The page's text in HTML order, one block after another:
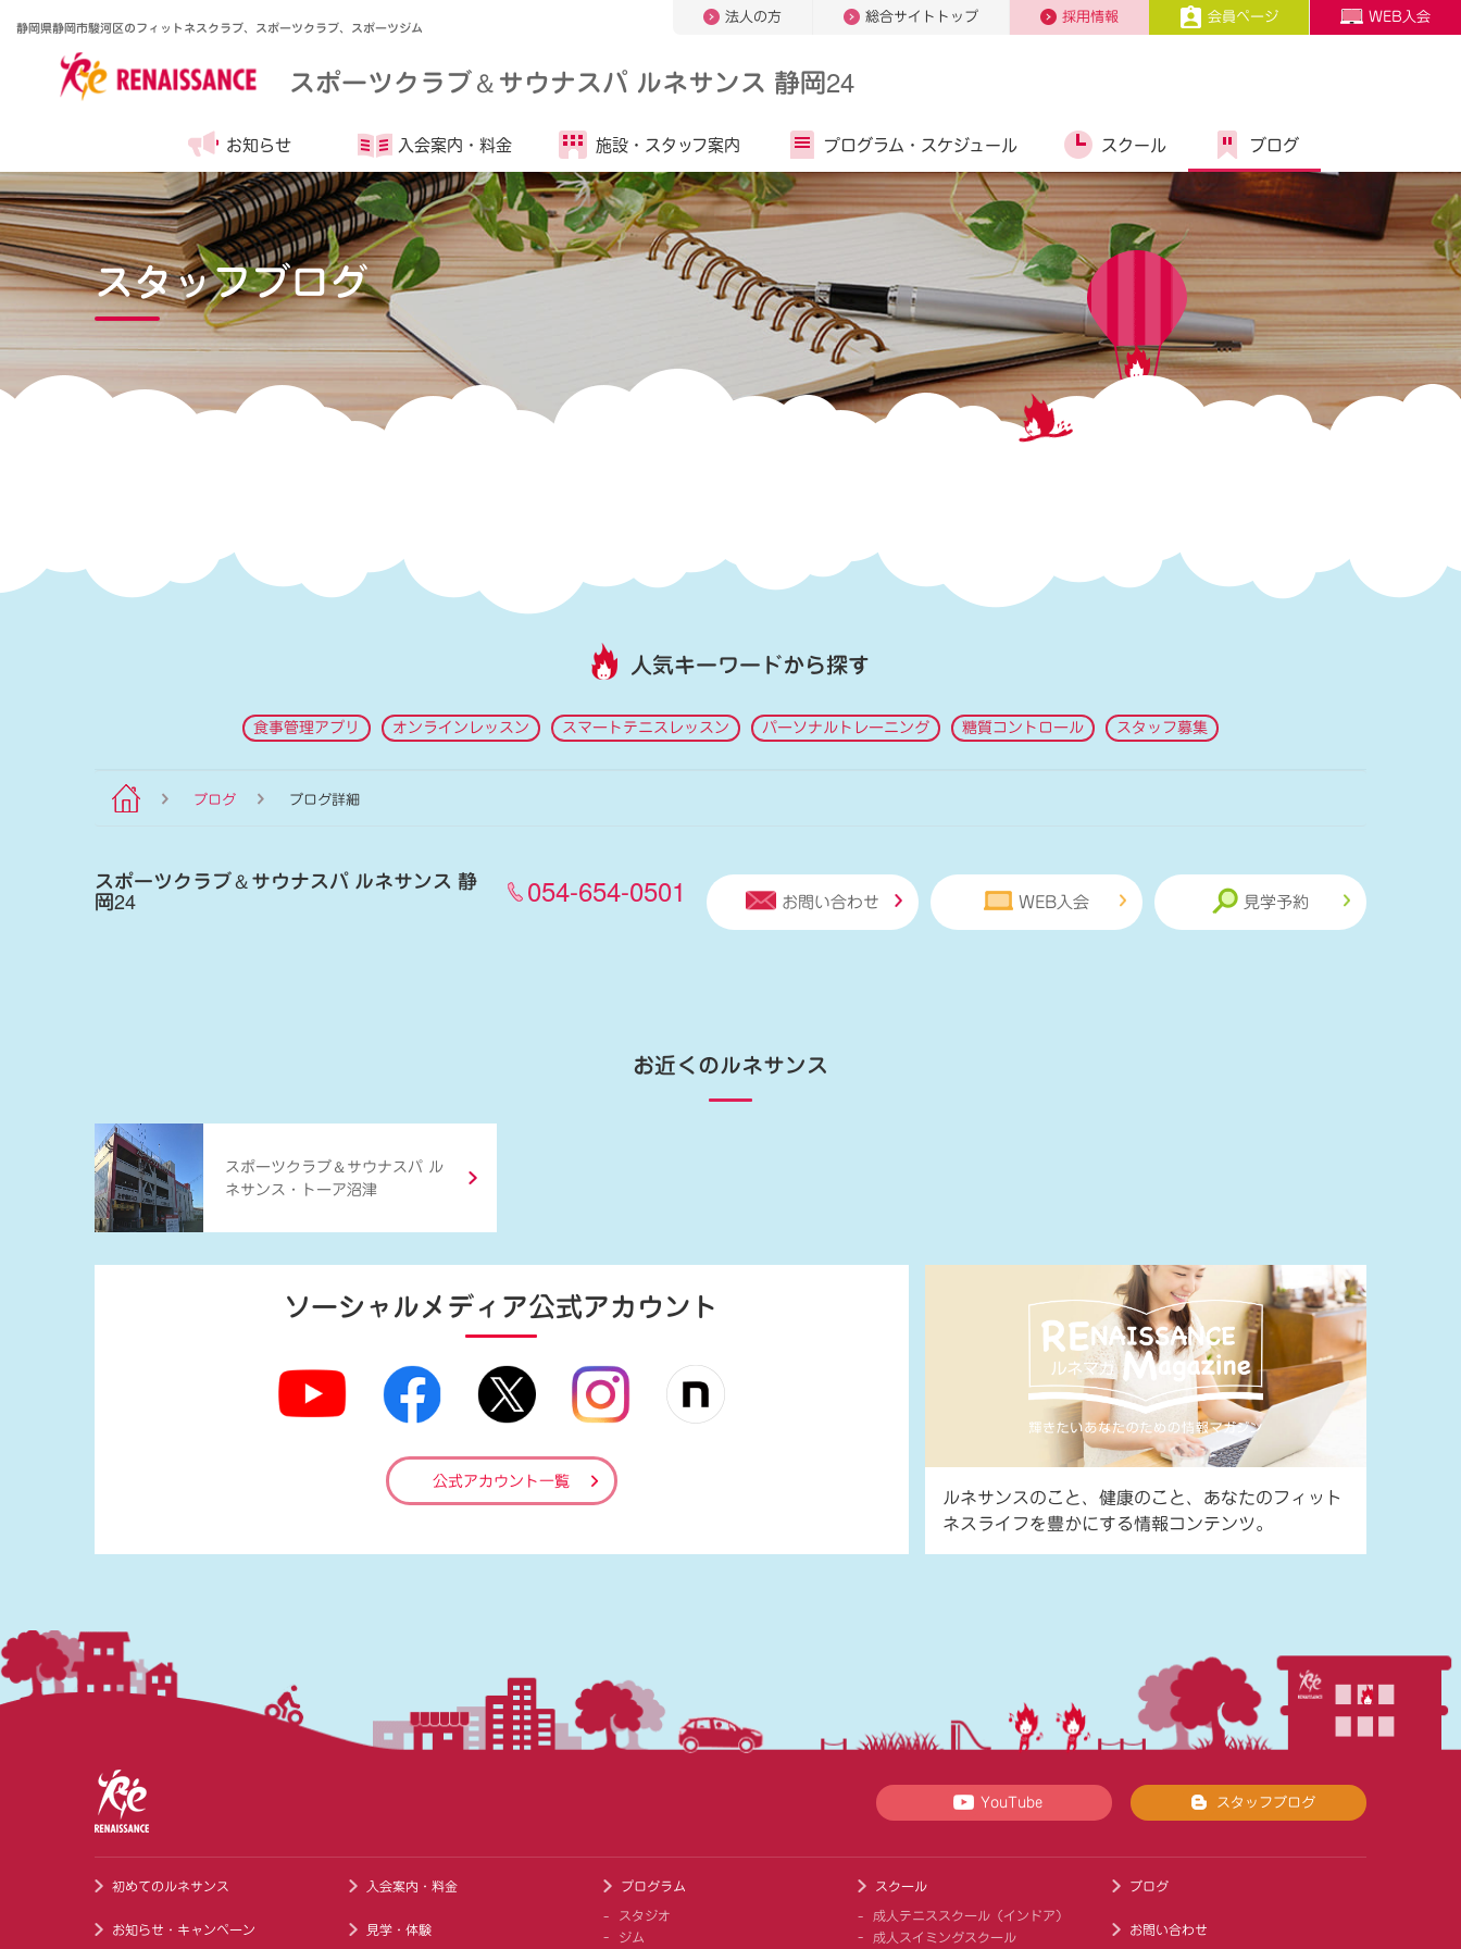
静岡県静岡市駿河区のフィットネスクラブ、スポーツクラブ、スポーツジム
法人の方 総合サイトトップ 採用情報 会員ページ WEB入会
スポーツクラブ＆サウナスパ ルネサンス 静岡24
お知らせ 入会案内・ 料金 施設・ スタッフ案内 プログラム・ スケジュール スクール ブログ
スタッフブログ
人気キーワードから探す
食事管理アプリ オンラインレッスン スマートテニスレッスン パーソナルトレーニング 糖質コントロール スタッフ募集
ブログ ブログ詳細
スポーツクラブ＆サウナスパ ルネサンス 静
岡24 054-654-0501 お問い合わせ WEB入会 見学予約
お近くのルネサンス
スポーツクラブ ＆ サウナスパ ル
ネサンス・トーア沼津
ソーシャルメディア公式アカウント
公式アカウント一覧
ルネサンスのこと、健康のこと、あなたのフィット
ネスライフを豊かにする情報コンテンツ。
YouTube スタッフブログ
初めてのルネサンス
お知らせ・キャンペーン
入会案内・料金
見学・体験
プログラム
スタジオ
ジム
スクール
成人テニススクール（インドア）
成人スイミングスクール
ブログ
お問い合わせ